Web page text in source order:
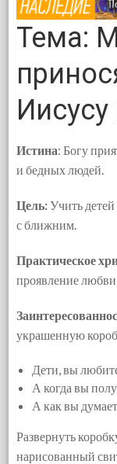
Тема:
Истина: Богу
и бедных людей.
Цель:Учить
с ближним.
Практическое
проявление любви
украшенную
Дети, вы
А когда вы
А как вы
Развернуть
нарисованный